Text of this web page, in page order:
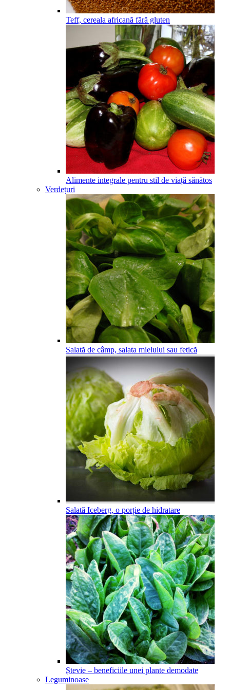
Teff, cereala africană fără gluten
Alimente integrale pentru stil de viață sănătos
Verdețuri
Salată de câmp, salata mielului sau fetică
Salată Iceberg, o porție de hidratare
Ștevie – beneficiile unei plante demodate
Leguminoase